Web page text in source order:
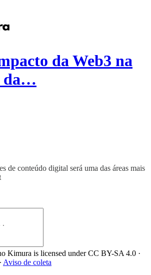
da Web3 na
da…
de conteúdo digital será uma das áreas mais
Kimura is licensed under CC BY-SA 4.0 ·
∙ Aviso de coleta